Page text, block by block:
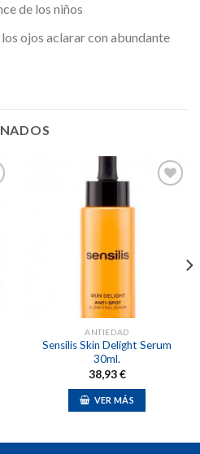
de los niños
ojos aclarar con abundante
ANTIEDAD
Sensilis Skin Delight Serum
30ml.
38,93€
VER MÁS